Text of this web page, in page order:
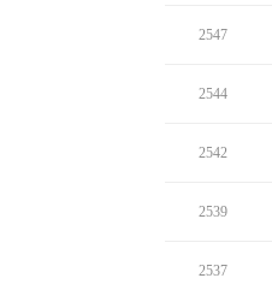
2547
2544
2542
2539
2537